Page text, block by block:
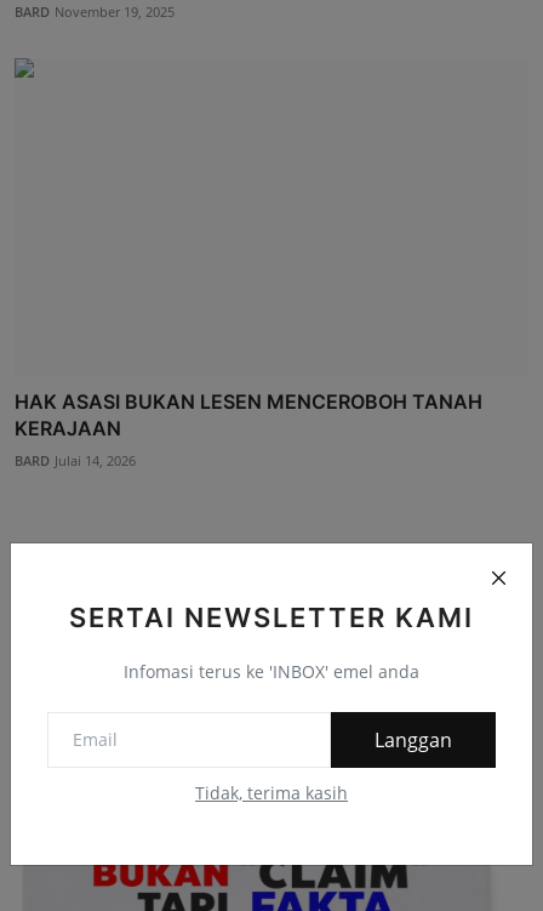
SERTAI NEWSLETTER KAMI
Infomasi terus ke 'INBOX' emel anda
Langgan
Tidak, terima kasih
BARD November 19, 2025
HAK ASASI BUKAN LESEN MENCEROBOH TANAH
KERAJAAN
BARD Julai 14, 2026